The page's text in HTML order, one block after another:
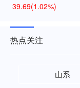
39.69(1.02%)
热点关注
山系